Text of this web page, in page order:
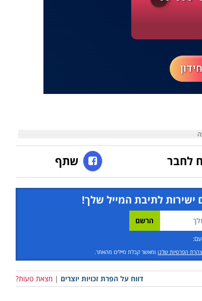
לחבר שתף
ישירות לתיבת המייל שלך!
הפרטיות שלנו ומאשר קבלת מיילים מהאתר.
דווח על הפרת זכויות יוצרים | מצאת טעות?